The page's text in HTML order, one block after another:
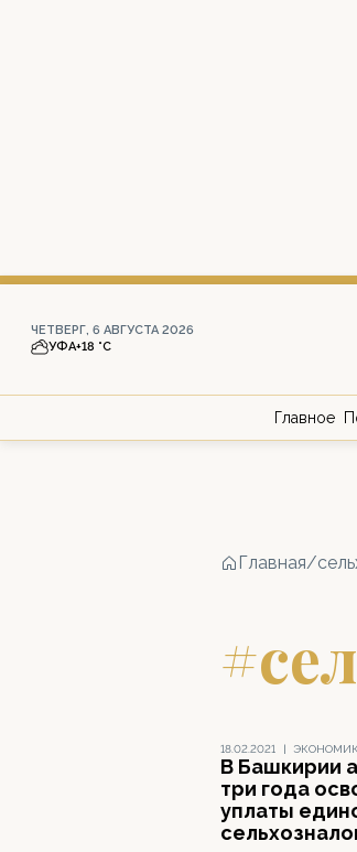
ЧЕТВЕРГ, 6 АВГУСТА 2026
УФА+18 °С
Главное
Главная/
18.02.2021 |
В Башкирии
три года
уплаты